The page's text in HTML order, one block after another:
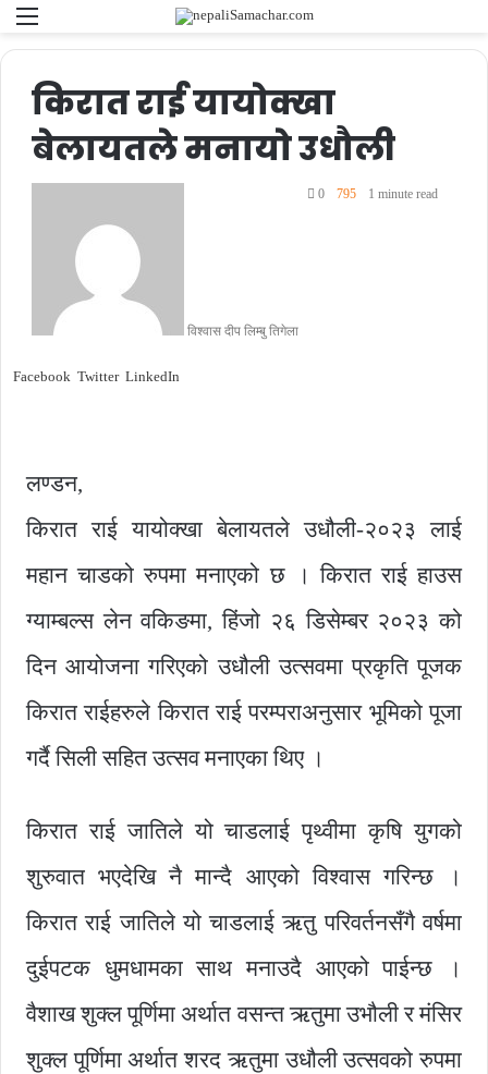
Menu
किरात राई यायोक्खा
बेलायतले मनायो उधौली
विश्वास दीप लिम्बु तिगेला
0 795 1 minute read
Facebook Twitter LinkedIn
लण्डन,
किरात राई यायोक्खा बेलायतले उधौली-२०२३ लाई
महान चाडको रुपमा मनाएको छ । किरात राई हाउस
ग्याम्बल्स लेन वकिङमा, हिंजो २६ डिसेम्बर २०२३ को
दिन आयोजना गरिएको उधौली उत्सवमा प्रकृति पूजक
किरात राईहरुले किरात राई परम्पराअनुसार भूमिको पूजा
गर्दै सिली सहित उत्सव मनाएका थिए ।
किरात राई जातिले यो चाडलाई पृथ्वीमा कृषि युगको
शुरुवात भएदेखि नै मान्दै आएको विश्वास गरिन्छ ।
किरात राई जातिले यो चाडलाई ऋतु परिवर्तनसँगै वर्षमा
दुईपटक धुमधामका साथ मनाउदै आएको पाईन्छ ।
वैशाख शुक्ल पूर्णिमा अर्थात वसन्त ऋतुमा उभौली र मंसिर
शुक्ल पूर्णिमा अर्थात शरद ऋतुमा उधौली उत्सवको रुपमा